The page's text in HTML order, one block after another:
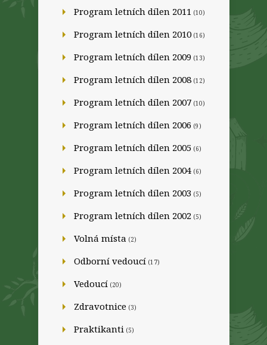
Program letních dílen 2011 (10)
Program letních dílen 2010 (16)
Program letních dílen 2009 (13)
Program letních dílen 2008 (12)
Program letních dílen 2007 (10)
Program letních dílen 2006 (9)
Program letních dílen 2005 (6)
Program letních dílen 2004 (6)
Program letních dílen 2003 (5)
Program letních dílen 2002 (5)
Volná místa (2)
Odborní vedoucí (17)
Vedoucí (20)
Zdravotnice (3)
Praktikanti (5)